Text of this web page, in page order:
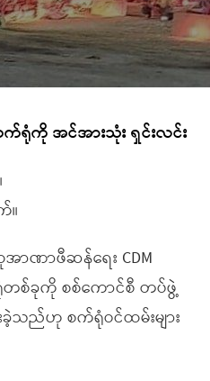
စက်ရုံကို အင်အားသုံး ရှင်းလင်း
။
ဏာဖီဆန်ရေး CDM
တစ်ခုကို စစ်ကောင်စီ တပ်ဖွဲ့
ခဲ့သည်ဟု စက်ရုံဝင်ထမ်းများ